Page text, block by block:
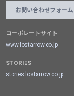
お問い合わせフォーム
コーポレートサイト
www.lostarrow.co.jp
STORIES
stories.lostarrow.co.jp